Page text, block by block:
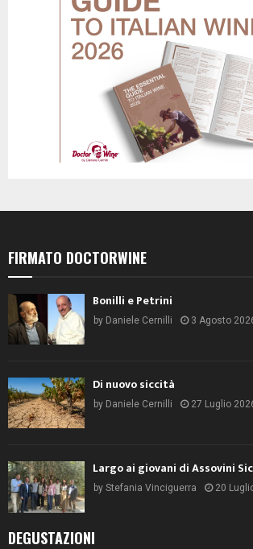
FIRMATO DOCTORWINE
Bonilli e Petrini
by Daniele Cernilli 3 Agosto
Di nuovo siccità
by Daniele Cernilli 27 Luglio
Largo ai giovani di Assovini
by Stefania Vinciguerra 20
DEGUSTAZIONI